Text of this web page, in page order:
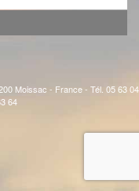
Moissac - France - Tél. 05 63 04
64